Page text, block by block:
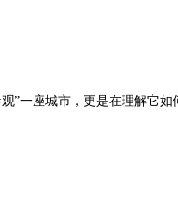
”一座城市，更是在理解它如